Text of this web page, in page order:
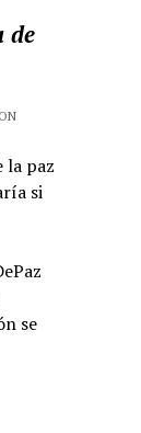
de
la paz
si
se